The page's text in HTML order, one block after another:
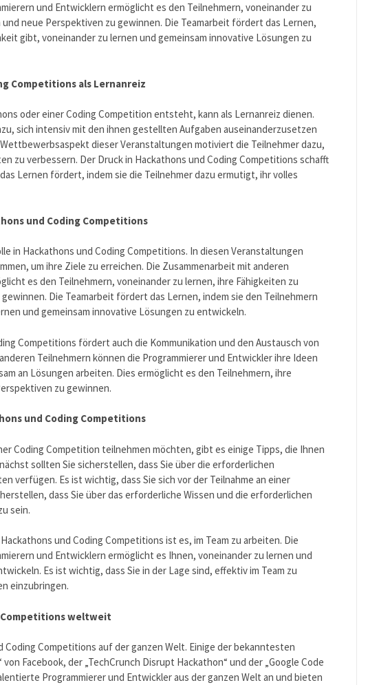
und Entwicklern ermöglicht es den Teilnehmern, voneinander zu
neue Perspektiven zu gewinnen. Die Teamarbeit fördert das Lernen,
gibt, voneinander zu lernen und gemeinsam innovative Lösungen zu
Competitions als Lernanreiz
oder einer Coding Competition entsteht, kann als Lernanreiz dienen.
sich intensiv mit den ihnen gestellten Aufgaben auseinanderzusetzen
dieser Veranstaltungen motiviert die Teilnehmer dazu,
zu verbessern. Der Druck in Hackathons und Coding Competitions schafft
Lernen fördert, indem sie die Teilnehmer dazu ermutigt, ihr volles
und Coding Competitions
in Hackathons und Coding Competitions. In diesen Veranstaltungen
um ihre Ziele zu erreichen. Die Zusammenarbeit mit anderen
es den Teilnehmern, voneinander zu lernen, ihre Fähigkeiten zu
Die Teamarbeit fördert das Lernen, indem sie den Teilnehmern
und gemeinsam innovative Lösungen zu entwickeln.
Competitions fördert auch die Kommunikation und den Austausch von
Teilnehmern können die Programmierer und Entwickler ihre Ideen
an Lösungen arbeiten. Dies ermöglicht es den Teilnehmern, ihre
zu gewinnen.
und Coding Competitions
Coding Competition teilnehmen möchten, gibt es einige Tipps, die Ihnen
sollten Sie sicherstellen, dass Sie über die erforderlichen
verfügen. Es ist wichtig, dass Sie sich vor der Teilnahme an einer
dass Sie über das erforderliche Wissen und die erforderlichen
sein.
und Coding Competitions ist es, im Team zu arbeiten. Die
und Entwicklern ermöglicht es Ihnen, voneinander zu lernen und
Es ist wichtig, dass Sie in der Lage sind, effektiv im Team zu
einzubringen.
Competitions weltweit
Coding Competitions auf der ganzen Welt. Einige der bekanntesten
Facebook, der „TechCrunch Disrupt Hackathon“ und der „Google Code
Programmierer und Entwickler aus der ganzen Welt an und bieten